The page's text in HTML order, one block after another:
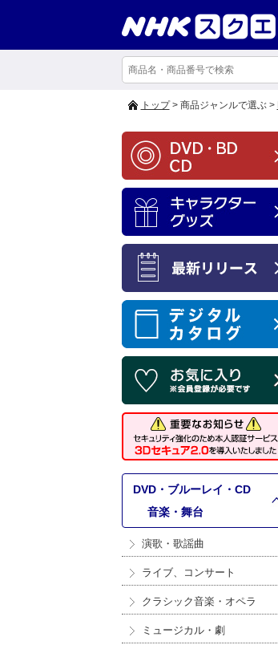
トップ> 商品ジャンルで選ぶ >
DVD・ブルーレイ・CD
音楽・舞台
演歌・歌謡曲
ライブ、コンサート
クラシック音楽・オペラ
ミュージカル・劇